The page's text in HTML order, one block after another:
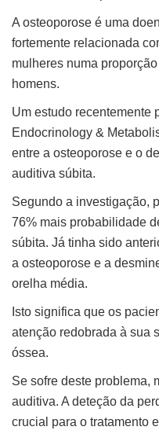
A osteoporose é uma
fortemente relacionada
mulheres numa
homens.
Um estudo recentemente
Endocrinology &
entre a osteoporose e o
auditiva súbita.
Segundo a investigação,
76% mais probabilidade
súbita. Já tinha sido
a osteoporose e a
orelha média.
Isto significa que os
atenção redobrada à sua
óssea.
Se sofre deste problema,
auditiva. A deteção da
crucial para o tratamento